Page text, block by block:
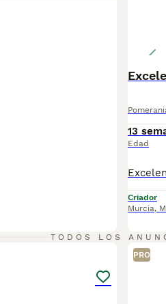
13
Edad
Criador
Murcia,
TODOS LOS
PRO